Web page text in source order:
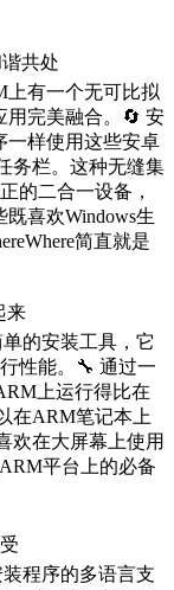
共处
上有一个无可比拟
用完美融合。🔄 安
一样使用这些安卓
务栏。这种无缝集
的二合一设备，
喜欢Windows生
简直就是
来
的安装工具，它
性能。🔧 通过一
上运行得比在
在ARM笔记本上
欢在大屏幕上使用
平台上的必备
程序的多语言支